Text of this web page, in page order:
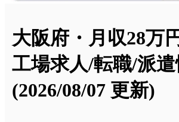
大阪府・月収28万
工場求人/転職/派
(2026/08/07 更新)